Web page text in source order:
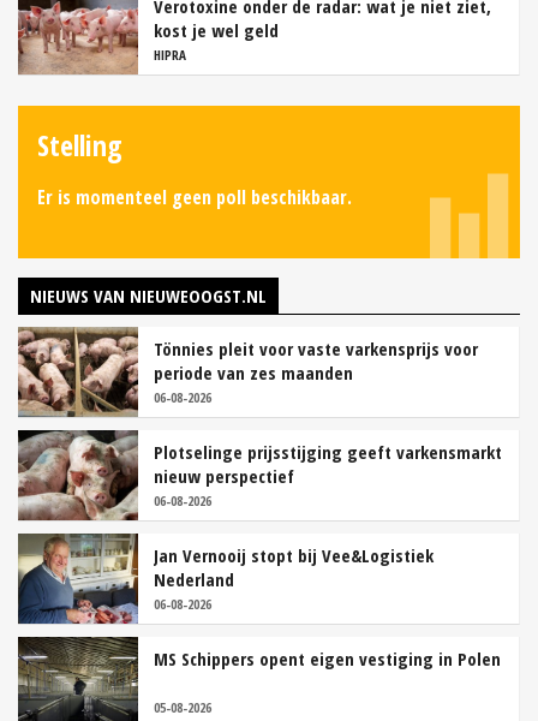
Verotoxine onder de radar: wat je niet ziet,
kost je wel geld
HIPRA
Stelling
Er is momenteel geen poll beschikbaar.
NIEUWS VAN NIEUWEOOGST.NL
Tönnies pleit voor vaste varkensprijs voor
periode van zes maanden
06-08-2026
Plotselinge prijsstijging geeft varkensmarkt
nieuw perspectief
06-08-2026
Jan Vernooij stopt bij Vee&Logistiek
Nederland
06-08-2026
MS Schippers opent eigen vestiging in Polen
05-08-2026